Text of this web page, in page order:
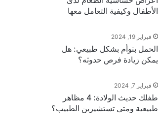
الأطفال وكيفية التعامل معها
فبراير 19, 2024
الحمل بتوأم بشكل طبيعي: هل
يمكن زيادة فرص حدوثه؟
فبراير 7, 2024
طفلك حديث الولادة: 4 مظاهر
طبيعية ومتى تستشيرين الطبيب؟